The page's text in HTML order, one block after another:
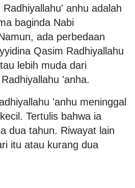
anhu adalah
baginda Nabi
ada perbedaan
Qasim Radhiyallahu
lebih muda dari
'anha.
'anhu meninggal
Tertulis bahwa ia
dua tahun. Riwayat lain
itu atau kurang dua